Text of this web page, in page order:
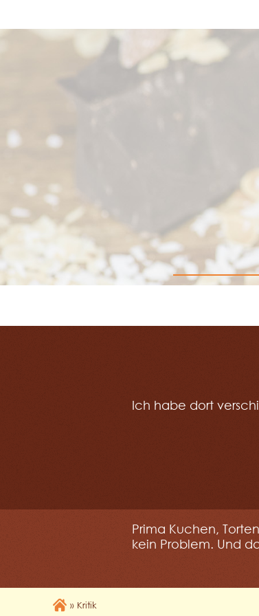
Ich habe dort
Prima Kuchen,
kein Problem. Und
» Kritik